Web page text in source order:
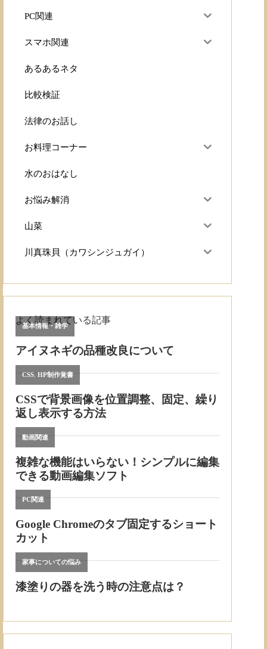
PC関連
スマホ関連
あるあるネタ
比較検証
法律のお話し
お料理コーナー
水のおはなし
お悩み解消
山菜
川真珠貝（カワシンジュガイ）
よく読まれている記事